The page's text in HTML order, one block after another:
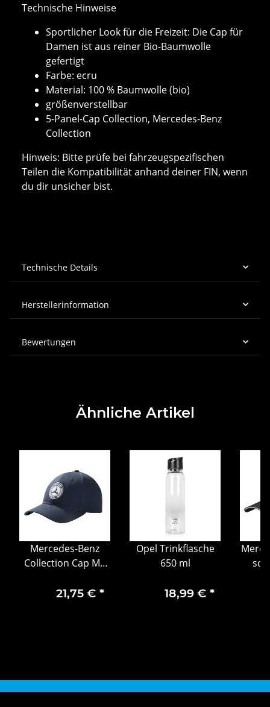
Technische Hinweise
Sportlicher Look für die Freizeit: Die Cap für
Damen ist aus reiner Bio-Baumwolle
gefertigt
Farbe: ecru
Material: 100 % Baumwolle (bio)
größenverstellbar
5-Panel-Cap Collection, Mercedes-Benz
Collection
Hinweis: Bitte prüfe bei fahrzeugspezifischen
Teilen die Kompatibilität anhand deiner FIN, wenn
du dir unsicher bist.
Technische Details
Herstellerinformation
Bewertungen
Ähnliche Artikel
Mercedes-Benz
Collection Cap MB
Herren Cap navy
21,75 € *
Opel Trinkflasche
650 ml
18,99 € *